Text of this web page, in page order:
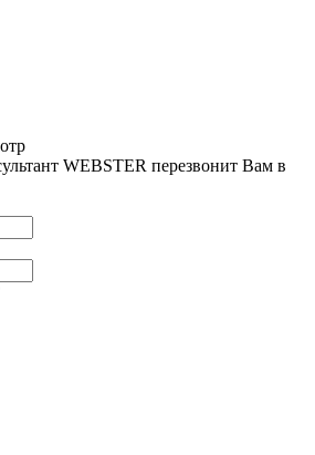
WEBSTER перезвонит Вам в